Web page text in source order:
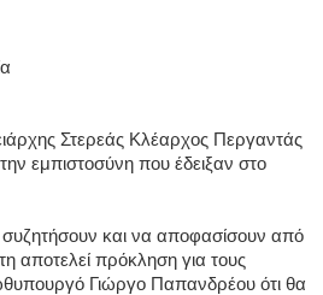
Στερεάς Κλέαρχος Περγαντάς
εμπιστοσύνη που έδειξαν στο
και να αποφασίσουν από
αποτελεί πρόκληση για τους
Γιώργο Παπανδρέου ότι θα